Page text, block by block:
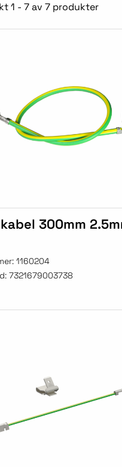
1 - 7 av 7 produkter
300mm
1160204
7321679003738